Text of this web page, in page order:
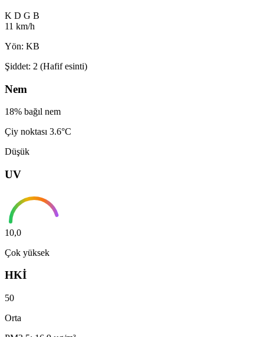
K D G B
11 km/h
Yön: KB
Şiddet: 2 (Hafif esinti)
Nem
18% bağıl nem
Çiy noktası 3.6°C
Düşük
UV
10,0
Çok yüksek
HKİ
50
Orta